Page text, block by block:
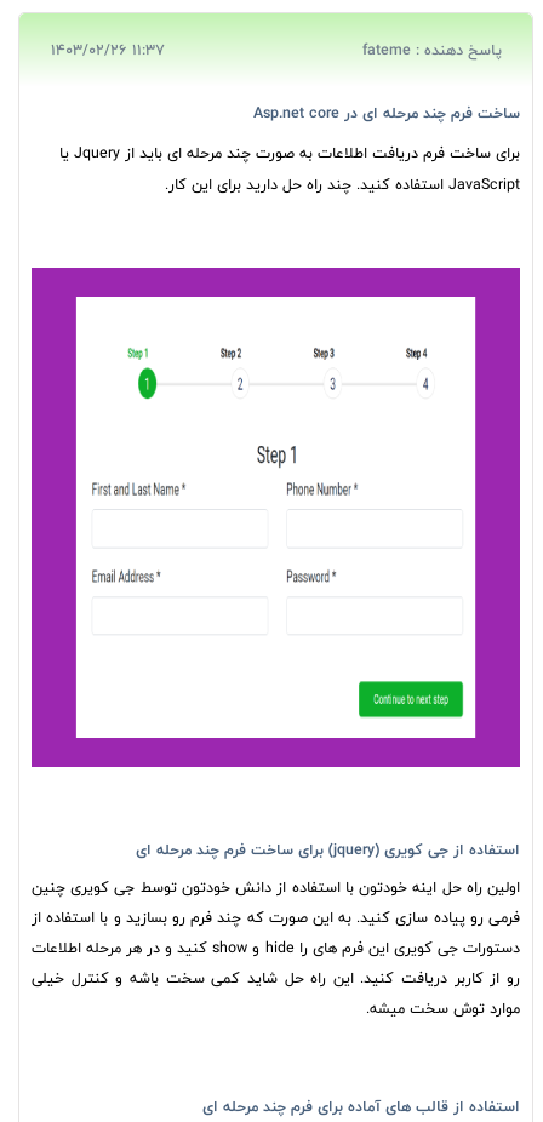
پاسخ دهنده : fateme 11:37 1403/02/26
ساخت فرم چند مرحله ای در Asp.net core
برای ساخت فرم دریافت اطلاعات به صورت چند مرحله ای باید از Jquery یا
JavaScript استفاده کنید. چند راه حل دارید برای این کار.
استفاده از جی کویری (jquery) برای ساخت فرم چند مرحله ای
اولین راه حل اینه خودتون با استفاده از دانش خودتون توسط جی کویری چنین
فرمی رو پیاده سازی کنید. به این صورت که چند فرم رو بسازید و با استفاده از
دستورات جی کویری این فرم های را hide و show کنید و در هر مرحله اطلاعات
رو از کاربر دریافت کنید. این راه حل شاید کمی سخت باشه و کنترل خیلی
موارد توش سخت میشه.
استفاده از قالب های آماده برای فرم چند مرحله ای